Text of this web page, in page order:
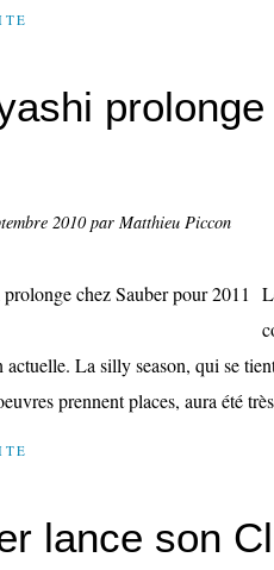
2010par Matthieu Piccon
actuelle. La silly season, qui se
prennent places, aura été
lance son